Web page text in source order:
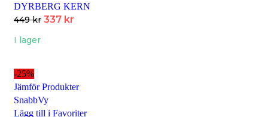
DYRBERG KERN
449kr 337 kr
I lager
-25%
Jämför Produkter
SnabbVy
Lägg till i Favoriter